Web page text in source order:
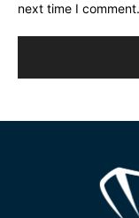
next time I comment.